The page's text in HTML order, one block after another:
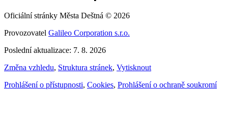
Oficiální stránky Města Deštná © 2026
Provozovatel Galileo Corporation s.r.o.
Poslední aktualizace: 7. 8. 2026
Změna vzhledu, Struktura stránek, Vytisknout
Prohlášení o přístupnosti, Cookies, Prohlášení o ochraně soukromí